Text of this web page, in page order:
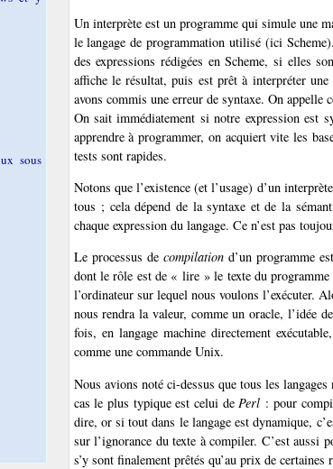
Un interprète est un programme qui simule une
le langage de programmation utilisé (ici
des expressions rédigées en Scheme, si elles
affiche le résultat, puis est prêt à interpréter
avons commis une erreur de syntaxe. On appelle
On sait immédiatement si notre expression est
apprendre à programmer, on acquiert vite les
tests sont rapides.
Notons que l’existence (et l’usage) d’un
tous ; cela dépend de la syntaxe et de la
chaque expression du langage. Ce n’est pas
Le processus de compilationd’un programme
dont le rôle est de « lire » le texte du
l’ordinateur sur lequel nous voulons l’exécuter.
nous rendra la valeur, comme un oracle, l’idée
fois, en langage machine directement
comme une commande Unix.
Nous avions noté ci-dessus que tous les
cas le plus typique est celui de Perl : pour
dire, or si tout dans le langage est dynamique,
sur l’ignorance du texte à compiler. C’est
s’y sont finalement prêtés qu’au prix de certaines
sous